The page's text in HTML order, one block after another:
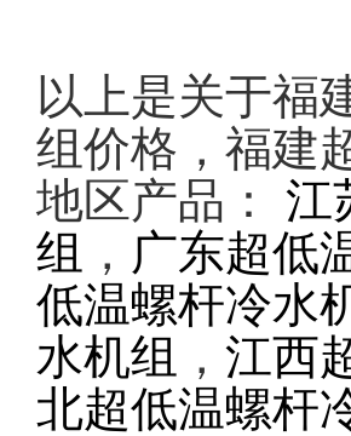
以上是关于福
组价格，福建
地区产品： 江
组 ， 广东超低
低温螺杆冷水
水机组 ， 江西
北超低温螺杆